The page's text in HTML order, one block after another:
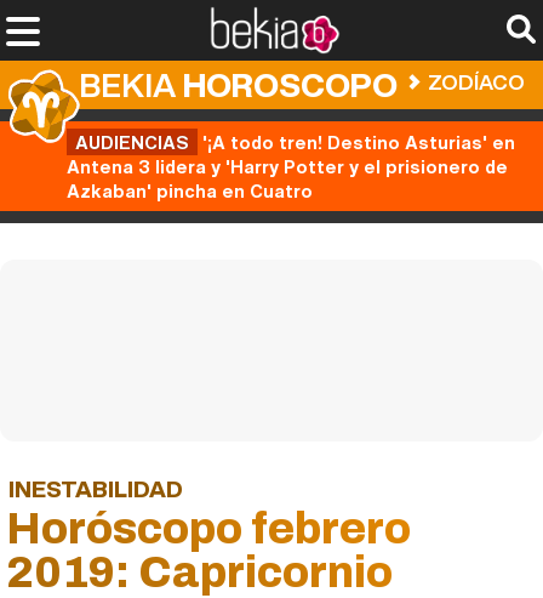
BEKIAHOROSCOPO ZODÍACO
AUDIENCIAS '¡A todo tren! Destino Asturias' en
Antena 3 lidera y 'Harry Potter y el prisionero de
Azkaban' pincha en Cuatro
INESTABILIDAD
Horóscopo febrero
2019: Capricornio